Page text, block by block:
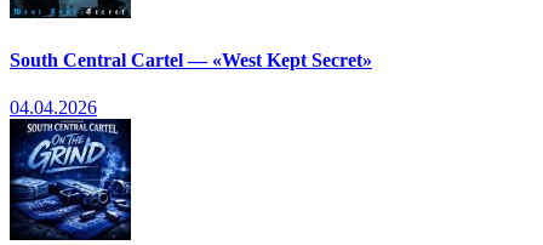
South Central Cartel — «West Kept Secret»
04.04.2026